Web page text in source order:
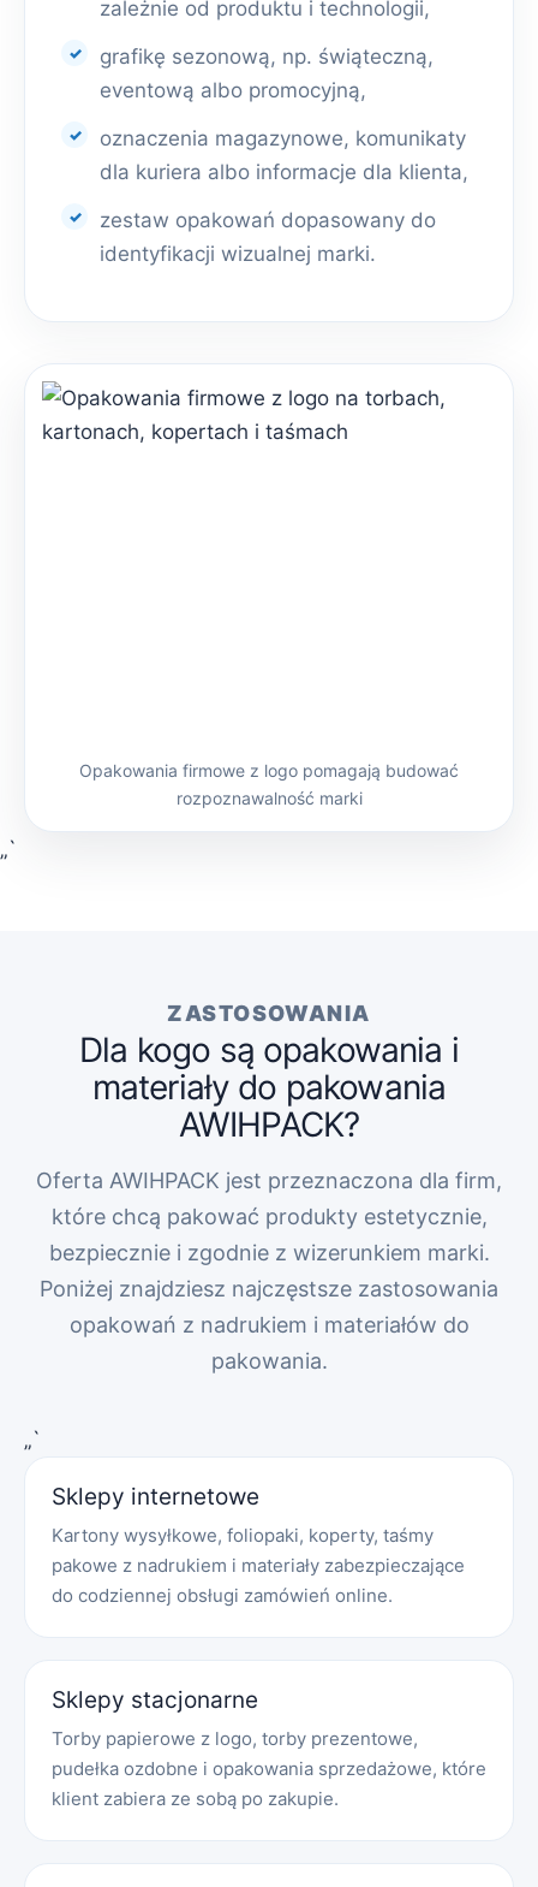
zależnie od produktu i technologii,
grafikę sezonową, np. świąteczną,
eventową albo promocyjną,
oznaczenia magazynowe, komunikaty
dla kuriera albo informacje dla klienta,
zestaw opakowań dopasowany do
identyfikacji wizualnej marki.
Opakowania firmowe z logo pomagają budować
rozpoznawalność marki
„`
ZASTOSOWANIA
Dla kogo są opakowania i
materiały do pakowania
AWIHPACK?
Oferta AWIHPACK jest przeznaczona dla firm,
które chcą pakować produkty estetycznie,
bezpiecznie i zgodnie z wizerunkiem marki.
Poniżej znajdziesz najczęstsze zastosowania
opakowań z nadrukiem i materiałów do
pakowania.
„`
Sklepy internetowe
Kartony wysyłkowe, foliopaki, koperty, taśmy
pakowe z nadrukiem i materiały zabezpieczające
do codziennej obsługi zamówień online.
Sklepy stacjonarne
Torby papierowe z logo, torby prezentowe,
pudełka ozdobne i opakowania sprzedażowe, które
klient zabiera ze sobą po zakupie.